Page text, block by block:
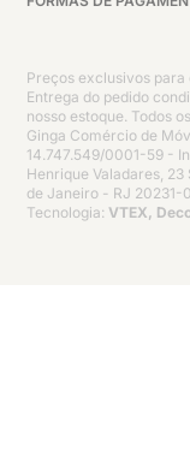
Preços exclusivos
Entrega do pedido
nosso estoque. Todos
Ginga Comércio de
14.747.549/0001-59 -
Henrique Valadares,
de Janeiro - RJ 20231-
Tecnologia: VTEX,